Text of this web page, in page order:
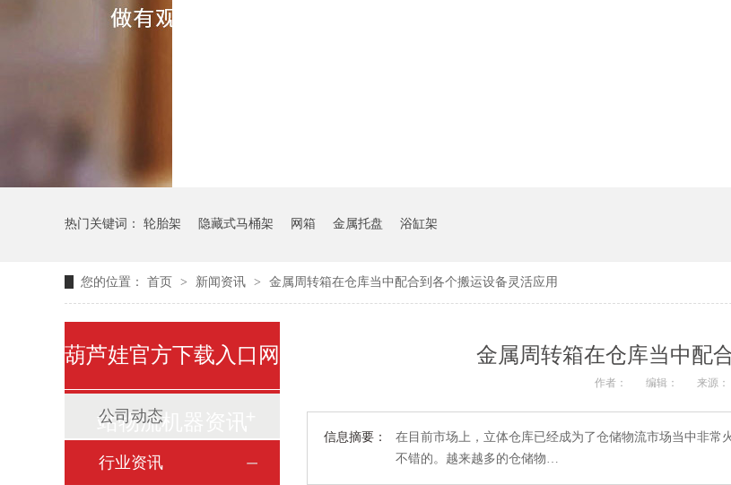
消声器料架
热门关键词： 轮胎架 隐藏式马桶架 网箱 金属托盘 浴缸架
您的位置： 首页 > 新闻资讯 > 金属周转箱在仓库当中配合到各个搬运设备灵活应用
金属周转箱在仓库当中配
作者： 编辑： 来源：
信息摘要：
在目前市场上，立体仓库已经成为了仓储物流市场当中
不错的。越来越多的仓储物…
葫芦娃官方下载入口网
站物流机器资讯
公司动态
行业资讯